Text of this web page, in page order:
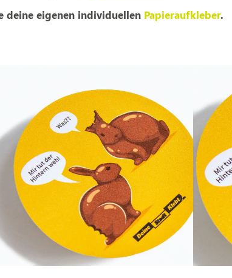
deine eigenen individuellen Papieraufkleber.